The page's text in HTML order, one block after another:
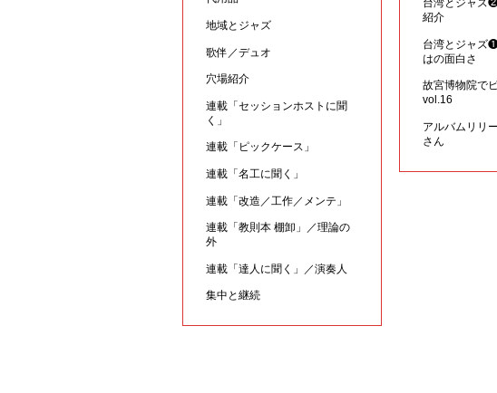
地域とジャズ
歌伴／デュオ
穴場紹介
連載「セッションホストに聞
く」
連載「ピックケース」
連載「名工に聞く」
連載「改造／工作／メンテ」
連載「教則本 棚卸」／理論の
外
連載「達人に聞く」／演奏人
集中と継続
台湾とジャズ
紹介
台湾とジャズ
はの面白さ
故宮博物院で
vol.16
アルバムリリ
さん